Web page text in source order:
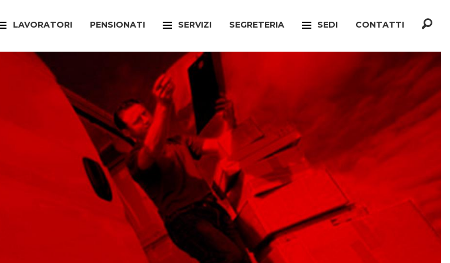
LAVORATORI PENSIONATI SERVIZI
CAAF
PATRONATO INCA
SPORTELLO MIGRANTI
UFFICIO VERTENZE
ARTIGIANATO
SPORTELLO DIMISSIONI
SPORTELLO SOCIALE
SUNIA
SEGRETERIA SEDI
TREVISO
MOGLIANO VENETO
RONCADE
VILLORBA
CASTELFRANCO VENETO
ONÈ DI FONTE
CONTATTI